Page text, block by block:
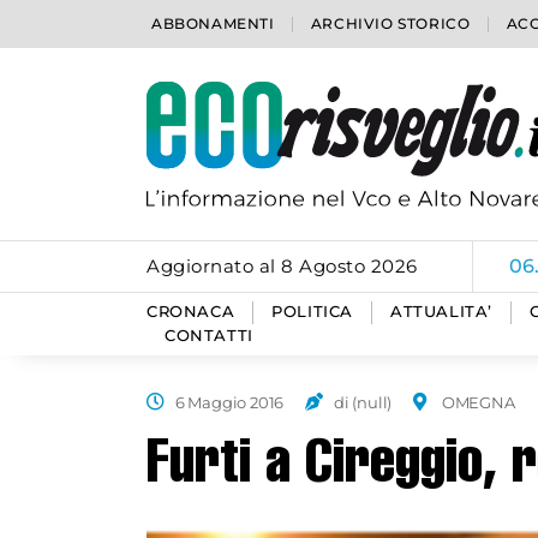
ABBONAMENTI ARCHIVIO STORICO
Aggiornato al 8 Agosto 2026
CRONACA POLITICA ATTUALITA’
CONTATTI
6 Maggio 2016 di (null) OMEGNA
Furti a Cireggio,